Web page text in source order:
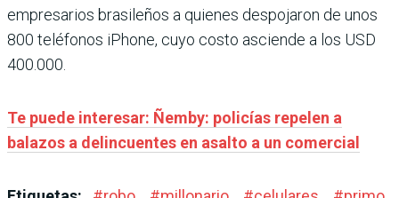
empresarios brasileños a quienes despojaron de unos
800 teléfonos iPhone, cuyo costo asciende a los USD
400.000.
Te puede interesar: Ñemby: policías repelen a
balazos a delincuentes en asalto a un comercial